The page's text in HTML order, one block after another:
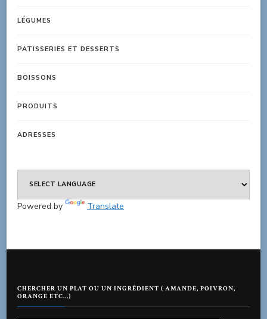
LÉGUMES
PATISSERIES ET DESSERTS
BOISSONS
PRODUITS
ADRESSES
Powered by Translate
CHERCHER UN PLAT OU UN INGRÉDIENT ( AMANDE, POIVRON,
ORANGE ETC…)